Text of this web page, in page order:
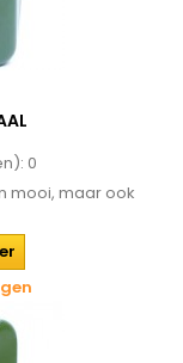
0
mooi, maar ook